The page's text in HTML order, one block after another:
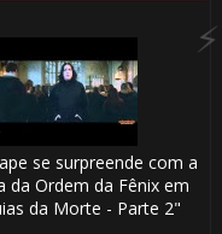
se surpreende com a
da Ordem da Fênix em
da Morte - Parte 2"
🎈